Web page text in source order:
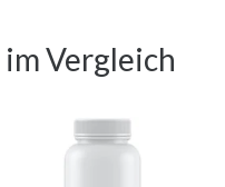
im Vergleich